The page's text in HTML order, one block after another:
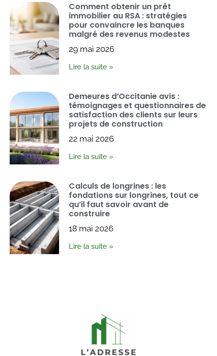
Comment obtenir un prêt
immobilier au RSA : stratégies
pour convaincre les banques
malgré des revenus modestes
29 mai 2026
Lire la suite »
Demeures d’Occitanie avis :
témoignages et questionnaires de
satisfaction des clients sur leurs
projets de construction
22 mai 2026
Lire la suite »
Calculs de longrines : les
fondations sur longrines, tout ce
qu’il faut savoir avant de
construire
18 mai 2026
Lire la suite »